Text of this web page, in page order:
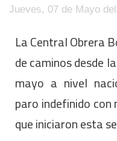
Jueves, 07 de Mayo
La Central Obrera
de caminos desde
mayo a nivel
paro indefinido
que iniciaron esta